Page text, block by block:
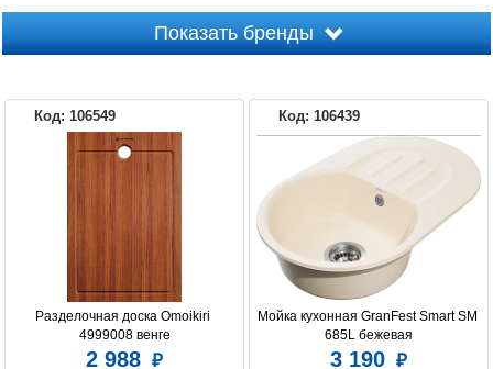
AQUATON FLORENTINA
GRANFEST IDDIS MARRBAXX
OMOIKIRI
Показать бренды
Код: 106549
Разделочная доска Omoikiri
4999008 венге
2 988
Код: 106439
Мойка кухонная GranFest Smart SM
685L бежевая
3 190